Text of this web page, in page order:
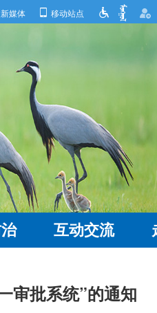
媒体 移动站点
互动交流
审批系统”的通知